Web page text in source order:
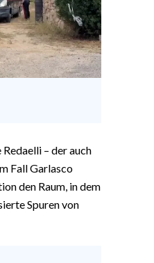
– der auch
Fall Garlasco
den Raum, in dem
Spuren von